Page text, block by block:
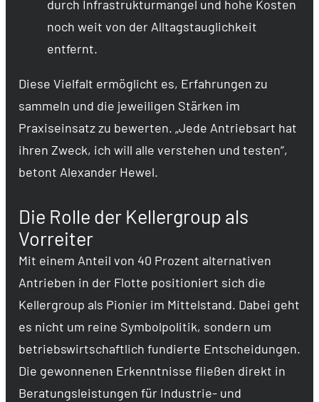
durch Infrastrukturmangel und hohe Kosten
noch weit von der Alltagstauglichkeit
entfernt.
Diese Vielfalt ermöglicht es, Erfahrungen zu
sammeln und die jeweiligen Stärken im
Praxiseinsatz zu bewerten. „Jede Antriebsart hat
ihren Zweck, ich will alle verstehen und testen“,
betont Alexander Hewel.
Die Rolle der Kellergroup als
Vorreiter
Mit einem Anteil von 40 Prozent alternativen
Antrieben in der Flotte positioniert sich die
Kellergroup als Pionier im Mittelstand. Dabei geht
es nicht um reine Symbolpolitik, sondern um
betriebswirtschaftlich fundierte Entscheidungen.
Die gewonnenen Erkenntnisse fließen direkt in
Beratungsleistungen für Industrie- und